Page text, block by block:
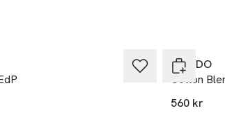
BYREDO
Cotton
560 kr